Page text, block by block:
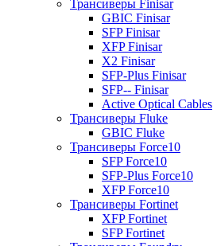
Трансиверы Finisar
GBIC Finisar
SFP Finisar
XFP Finisar
X2 Finisar
SFP-Plus Finisar
SFP-- Finisar
Active Optical Cables
Трансиверы Fluke
GBIC Fluke
Трансиверы Force10
SFP Force10
SFP-Plus Force10
XFP Force10
Трансиверы Fortinet
XFP Fortinet
SFP Fortinet